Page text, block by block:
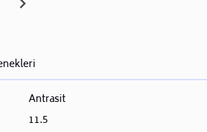
Antrasit
11.5